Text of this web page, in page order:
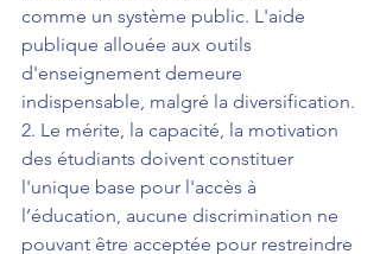
comme un système public. L'aide
publique allouée aux outils
d'enseignement demeure
indispensable, malgré la diversification.
2. Le mérite, la capacité, la motivation
des étudiants doivent constituer
l'unique base pour l'accès à
l’éducation, aucune discrimination ne
pouvant être acceptée pour restreindre